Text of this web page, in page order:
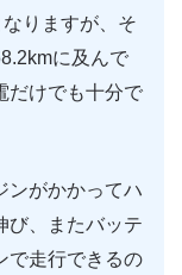
りますが、そ
に及んで
だけでも十分で
ンがかかってハ
び、またバッテ
で走行できるの